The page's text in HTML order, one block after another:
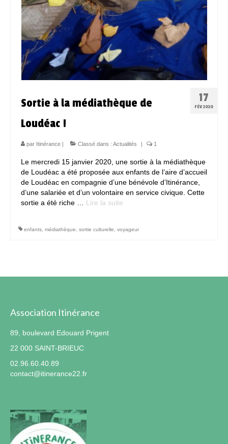
17
FÉV 2020
Sortie à la médiathèque de
Loudéac !
par Itinérance | Classé dans : Actualités | 1
Le mercredi 15 janvier 2020, une sortie à la médiathèque
de Loudéac a été proposée aux enfants de l’aire d’accueil
de Loudéac en compagnie d’une bénévole d’Itinérance,
d’une salariée et d’un volontaire en service civique. Cette
sortie a été riche … Lire la suite­­
enfants médiathèque sortie culturelle voyageur
Association Itinérance
89, boulevard Edouard Prigent
22 000 SAINT-BRIEUC
02.96.60.40.89
contact@itinerance22.fr